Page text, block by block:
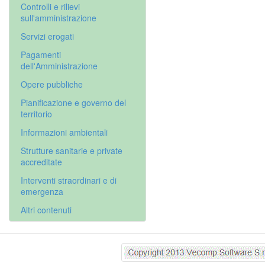
Controlli e rilievi
sull'amministrazione
Servizi erogati
Pagamenti
dell'Amministrazione
Opere pubbliche
Pianificazione e governo del
territorio
Informazioni ambientali
Strutture sanitarie e private
accreditate
Interventi straordinari e di
emergenza
Altri contenuti